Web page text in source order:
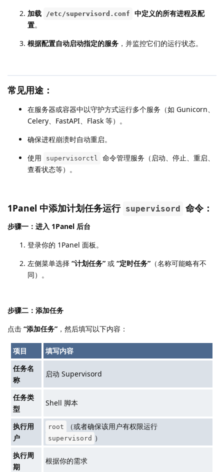
加载
/etc/supervisord.conf
中定义的所有进程及配
置。
根据配置自动启动指定的服务 ，并监控它们的运行状态。
常见用途：
在服务器或容器中以守护方式运行多个服务（如 Gunicorn、
Celery、FastAPI、Flask 等）。
确保进程崩溃时自动重启。
使用
supervisorctl
命令管理服务（启动、停止、重启、
查看状态等）。
1Panel 中添加计划任务运行 supervisord 命令：
步骤一：进入 1Panel 后台
登录你的 1Panel 面板。
左侧菜单选择 “计划任务” 或 “定时任务” （名称可能略有不
同）。
步骤二：添加任务
点击 “添加任务” ，然后填写以下内容：
项目
填写内容
任务名
称
启动 Supervisord
任务类
型
Shell 脚本
执行用
户
root （或者确保该用户有权限运行
supervisord ）
执行周
期
根据你的需求